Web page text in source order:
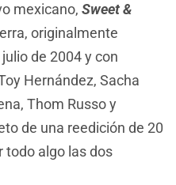
mexicano, Sweet &
originalmente
de 2004 y con
Hernández, Sacha
Thom Russo y
de una reedición de 20
todo algo las dos